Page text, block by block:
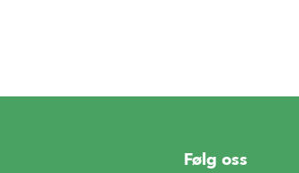
Følg oss